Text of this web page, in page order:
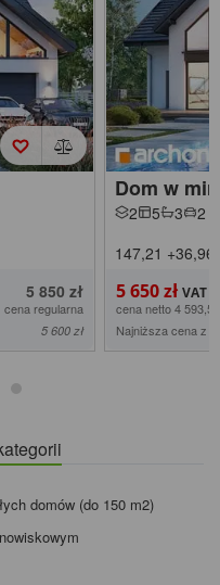
5 850 zł
cena regularna
5 600 zł
Dom w
2 5 3
2
147,21 +36,96
5 650 zł
cena netto 4
Najniższa cena z
domów (do 150 m2)